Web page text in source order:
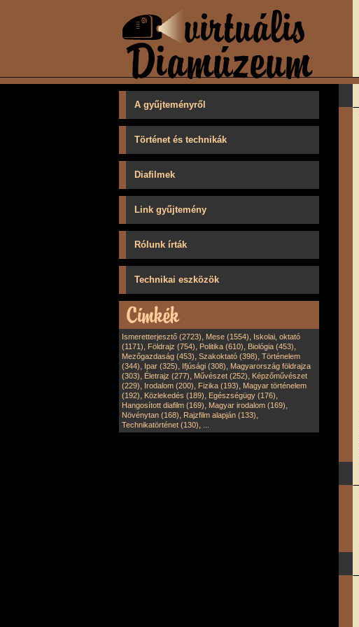
A gyűjteményről
Történet és technikák
Diafilmek
Link gyűjtemény
Rólunk írták
Technikai eszközök
Ismeretterjesztő (2723), Mese (1554), Iskolai, oktató
(1171), Földrajz (754), Politika (610), Biológia (453),
Mezőgazdaság (453), Szakoktató (398), Történelem
(344), Ipar (325), Ifjúsági (308), Magyarország földrajza
(303), Életrajz (277), Művészet (252), Képzőművészet
(229), Irodalom (200), Fizika (193), Magyar történelem
(192), Közlekedés (189), Egészségügy (176),
Hangosított diafilm (169), Magyar irodalom (169),
Növénytan (168), Rajzfilm alapján (133),
Technikatörténet (130),